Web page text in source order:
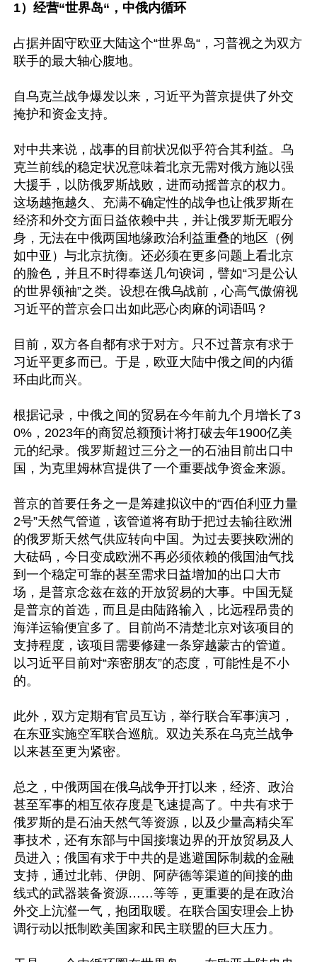
1）经营“世界岛“，中俄内循环
占据并固守欧亚大陆这个“世界岛“，习普视之为双方
联手的最大轴心腹地。
自乌克兰战争爆发以来，习近平为普京提供了外交
掩护和资金支持。
对中共来说，战事的目前状况似乎符合其利益。乌
克兰前线的稳定状况意味着北京无需对俄方施以强
大援手，以防俄罗斯战败，进而动摇普京的权力。
这场越拖越久、充满不确定性的战争也让俄罗斯在
经济和外交方面日益依赖中共，并让俄罗斯无暇分
身，无法在中俄两国地缘政治利益重叠的地区（例
如中亚）与北京抗衡。还必须在更多问题上看北京
的脸色，并且不时得奉送几句谀词，譬如“习是公认
的世界领袖”之类。设想在俄乌战前，心高气傲俯视
习近平的普京会口出如此恶心肉麻的词语吗？
目前，双方各自都有求于对方。只不过普京有求于
习近平更多而已。于是，欧亚大陆中俄之间的内循
环由此而兴。
根据记录，中俄之间的贸易在今年前九个月增长了3
0%，2023年的商贸总额预计将打破去年1900亿美
元的纪录。俄罗斯超过三分之一的石油目前出口中
国，为克里姆林宫提供了一个重要战争资金来源。
普京的首要任务之一是筹建拟议中的“西伯利亚力量
2号”天然气管道，该管道将有助于把过去输往欧洲
的俄罗斯天然气供应转向中国。为过去要挟欧洲的
大砝码，今日变成欧洲不再必须依赖的俄国油气找
到一个稳定可靠的甚至需求日益增加的出口大市
场，是普京念兹在兹的开放贸易的大事。中国无疑
是普京的首选，而且是由陆路输入，比远程昂贵的
海洋运输便宜多了。目前尚不清楚北京对该项目的
支持程度，该项目需要修建一条穿越蒙古的管道。
以习近平目前对“亲密朋友”的态度，可能性是不小
的。
此外，双方定期有官员互访，举行联合军事演习，
在东亚实施空军联合巡航。双边关系在乌克兰战争
以来甚至更为紧密。
总之，中俄两国在俄乌战争开打以来，经济、政治
甚至军事的相互依存度是飞速提高了。中共有求于
俄罗斯的是石油天然气等资源，以及少量高精尖军
事技术，还有东部与中国接壤边界的开放贸易及人
员进入；俄国有求于中共的是逃避国际制裁的金融
支持，通过北韩、伊朗、阿萨德等渠道的间接的曲
线式的武器装备资源……等等，更重要的是在政治
外交上沆瀣一气，抱团取暖。在联合国安理会上协
调行动以抵制欧美国家和民主联盟的巨大压力。